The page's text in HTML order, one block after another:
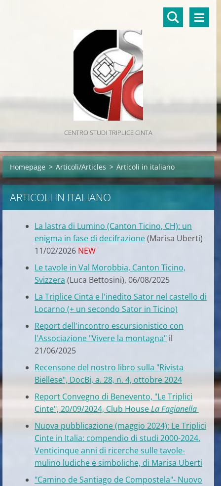
CENTRO STUDI TRIPLICE CINTA
Homepage > Articoli/Articles > Articoli in italiano
ARTICOLI IN ITALIANO
La lastra di Lumino (Canton Ticino, CH): un
enigma in fase di decifrazione(Marisa Uberti)
11/02/2026 NEW
Le tavole in Val Morobbia, Canton Ticino,
Svizzera (Luca Bettosini), 06/08/2025
La Triplice Cinta e l'inedito Sator nel castello di
Locarno (+ un secondo Sator in Ticino)
Report dell'incontro escursionistico con
l'Associazione "Vivere la montagna" il
21/06/2025
Recensone del nostro libro sulla "Rivista
Biellese", DocBi, a. 28, n. 4, ottobre 2024
Report Convegno di Benevento, "Le Triplici
Cinte", 20/09/2024, Club HouseLa Fagianella
Nuova pubblicazione (maggio 2024): Le Triplici
Cinte in Italia: compendio di studi 2000-2024.
Venticinque anni di ricerche sulle tavole-
mulino ludiche e simboliche, di Marisa Uberti
"Camino de Santiago de Compostela"- Nuovo